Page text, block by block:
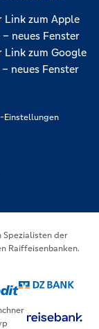
Einstellungen
Spezialisten der
Raiffeisenbanken.